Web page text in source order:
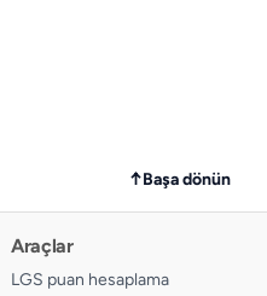
↑Başa dönün
Araçlar
LGS puan hesaplama